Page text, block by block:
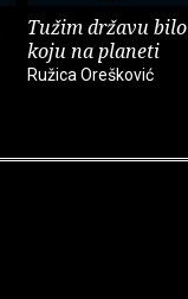
Tužim državu bilo
koju na planeti
Ružica Orešković